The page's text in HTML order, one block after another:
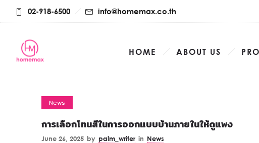
02-918-6500 info@homemax.co.th
HOME ABOUT US
News
การเลือกโทนสีในการออกแบบบ้านภายในให้ดูแพง
June 26, 2025 by palm_writer in News